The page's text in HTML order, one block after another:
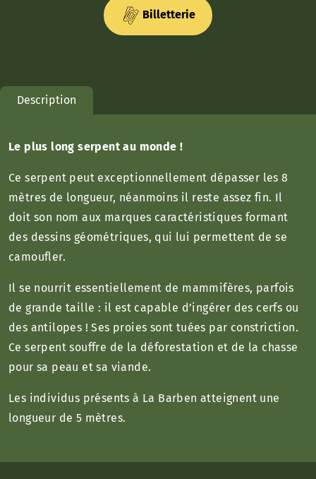
Billetterie
Description
Le plus long serpent au monde !
Ce serpent peut exceptionnellement dépasser les 8
mètres de longueur, néanmoins il reste assez fin. Il
doit son nom aux marques caractéristiques formant
des dessins géométriques, qui lui permettent de se
camoufler.
Il se nourrit essentiellement de mammifères, parfois
de grande taille : il est capable d’ingérer des cerfs ou
des antilopes ! Ses proies sont tuées par constriction.
Ce serpent souffre de la déforestation et de la chasse
pour sa peau et sa viande.
Les individus présents à La Barben atteignent une
longueur de 5 mètres.